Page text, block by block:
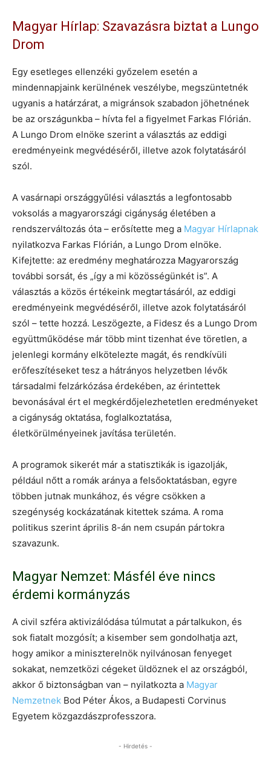
Magyar Hírlap: Szavazásra biztat a Lungo
Drom
Egy esetleges ellenzéki győzelem esetén a
mindennapjaink kerülnének veszélybe, megszüntetnék
ugyanis a határzárat, a migránsok szabadon jöhetnének
be az országunkba – hívta fel a figyelmet Farkas Flórián.
A Lungo Drom elnöke szerint a választás az eddigi
eredményeink megvédéséről, illetve azok folytatásáról
szól.
A vasárnapi országgyűlési választás a legfontosabb
voksolás a magyarországi cigányság életében a
rendszerváltozás óta – erősítette meg a Magyar Hírlapnak
nyilatkozva Farkas Flórián, a Lungo Drom elnöke.
Kifejtette: az eredmény meghatározza Magyarország
további sorsát, és „így a mi közösségünkét is”. A
választás a közös értékeink megtartásáról, az eddigi
eredményeink megvédéséről, illetve azok folytatásáról
szól – tette hozzá. Leszögezte, a Fidesz és a Lungo Drom
együttműködése már több mint tizenhat éve töretlen, a
jelenlegi kormány elkötelezte magát, és rendkívüli
erőfeszítéseket tesz a hátrányos helyzetben lévők
társadalmi felzárkózása érdekében, az érintettek
bevonásával ért el megkérdőjelezhetetlen eredményeket
a cigányság oktatása, foglalkoztatása,
életkörülményeinek javítása területén.
A programok sikerét már a statisztikák is igazolják,
például nőtt a romák aránya a felsőoktatásban, egyre
többen jutnak munkához, és végre csökken a
szegénység kockázatának kitettek száma. A roma
politikus szerint április 8-án nem csupán pártokra
szavazunk.
Magyar Nemzet: Másfél éve nincs
érdemi kormányzás
A civil szféra aktivizálódása túlmutat a pártalkukon, és
sok fiatalt mozgósít; a kisember sem gondolhatja azt,
hogy amikor a miniszterelnök nyilvánosan fenyeget
sokakat, nemzetközi cégeket üldöznek el az országból,
akkor ő biztonságban van – nyilatkozta a Magyar
Nemzetnek Bod Péter Ákos, a Budapesti Corvinus
Egyetem közgazdászprofesszora.
- Hirdetés -